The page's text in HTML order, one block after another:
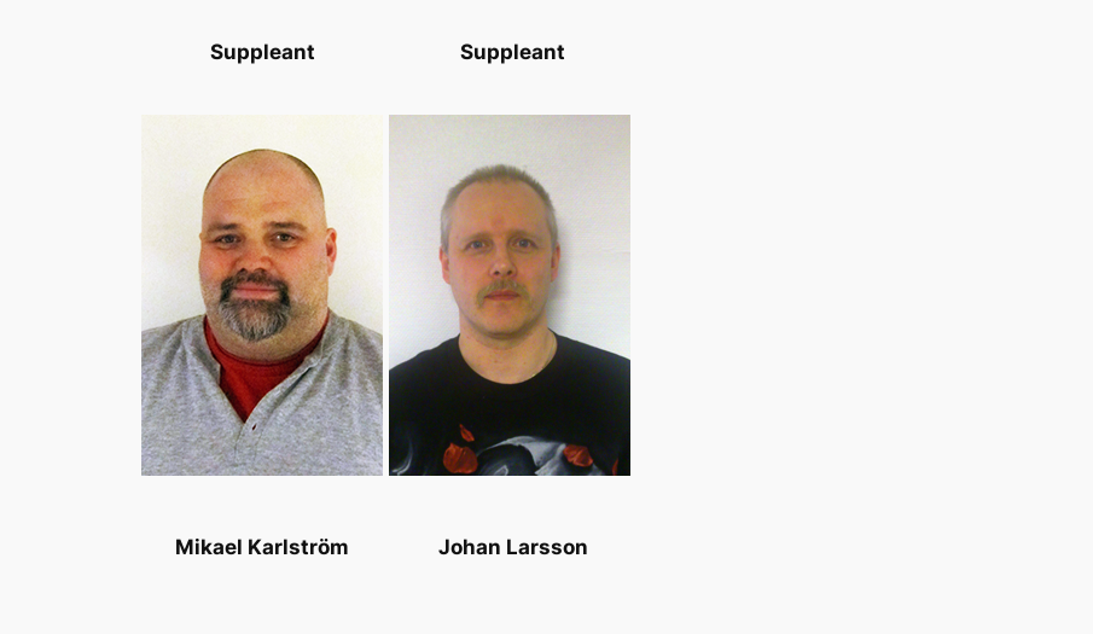
Suppleant Suppleant
Mikael Karlström Johan Larsson